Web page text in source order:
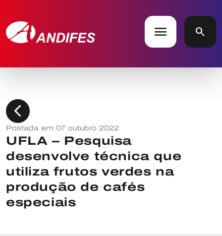
menu search
chevron_left
Postada em 07 outubro 2022
UFLA – Pesquisa
desenvolve técnica que
utiliza frutos verdes na
produção de cafés
especiais